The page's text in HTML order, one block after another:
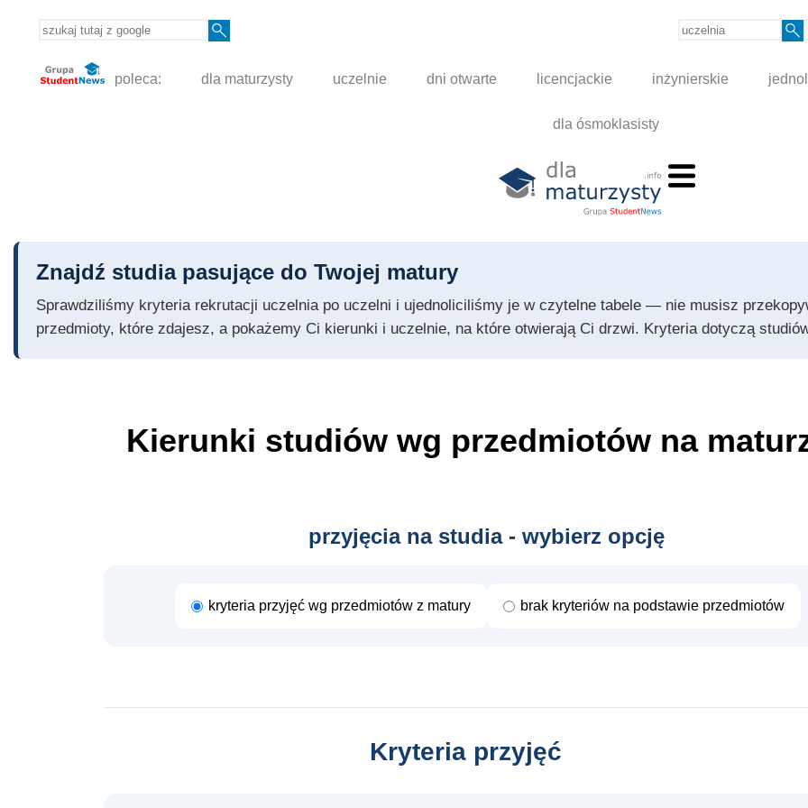
poleca: dla maturzysty uczelnie dni otwarte licencjackie inżynierskie
dla ósmoklasisty
Znajdź studia pasujące do Twojej matury
Sprawdziliśmy kryteria rekrutacji uczelnia po uczelni i ujednoliciliśmy je w czytelne tabele — nie musisz
przedmioty, które zdajesz, a pokażemy Ci kierunki i uczelnie, na które otwierają Ci drzwi. Kryteria dotyczą
Kierunki studiów wg przedmiotów na
przyjęcia na studia - wybierz opcję
kryteria przyjęć wg przedmiotów z matury brak kryteriów na podstawie przedmiotów
Kryteria przyjęć